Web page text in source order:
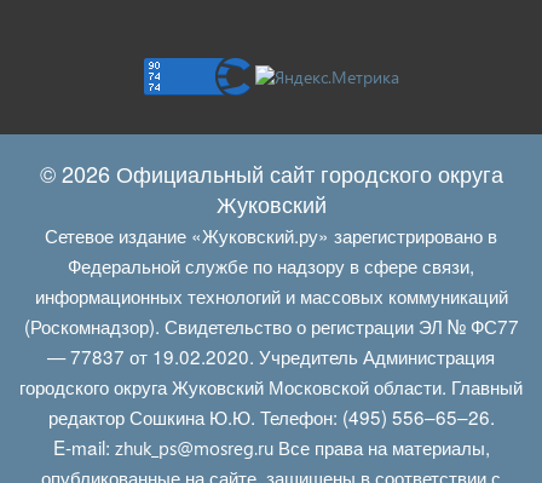
© 2026 Официальный сайт городского округа
Жуковский
Сетевое издание «Жуковский.ру» зарегистрировано в
Федеральной службе по надзору в сфере связи,
информационных технологий и массовых коммуникаций
(Роскомнадзор). Свидетельство о регистрации ЭЛ № ФС77
— 77837 от 19.02.2020. Учредитель Администрация
городского округа Жуковский Московской области. Главный
редактор Сошкина Ю.Ю. Телефон: (495) 556–65–26.
E‑mail: zhuk_ps@mosreg.ruВсе права на материалы,
опубликованные на сайте, защищены в соответствии с